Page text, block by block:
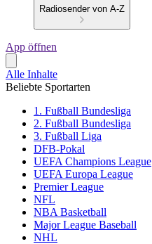
Radiosender von A-Z
App öffnen
Alle Inhalte
Beliebte Sportarten
1. Fußball Bundesliga
2. Fußball Bundesliga
3. Fußball Liga
DFB-Pokal
UEFA Champions League
UEFA Europa League
Premier League
NFL
NBA Basketball
Major League Baseball
NHL